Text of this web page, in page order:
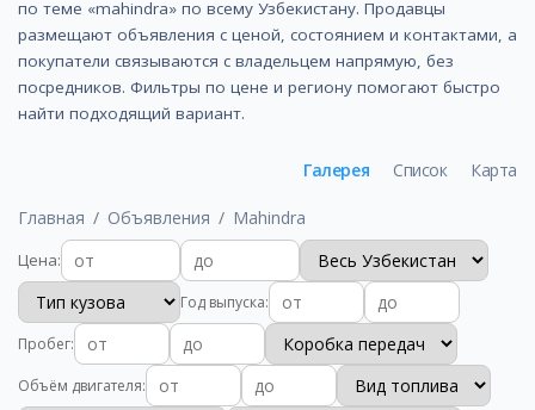
по теме «mahindra» по всему Узбекистану. Продавцы
размещают объявления с ценой, состоянием и контактами, а
покупатели связываются с владельцем напрямую, без
посредников. Фильтры по цене и региону помогают быстро
найти подходящий вариант.
Главная Объявления Mahindra
Галерея Список Карта
Цена:
Год выпуска:
Пробег:
Объём двигателя: